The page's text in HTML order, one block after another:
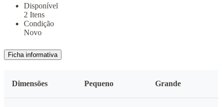
Disponível
2 Itens
Condição
Novo
Ficha informativa
Dimensões Pequeno Grande